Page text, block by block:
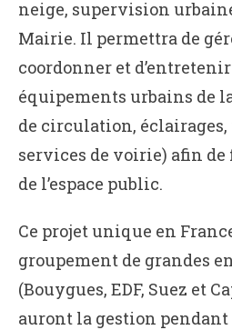
neige, supervision
Mairie. Il permettra de
coordonner et
équipements urbains de
de circulation,
services de voirie) afin
de l’espace public.
Ce projet unique en
groupement de grandes
(Bouygues, EDF, Suez et
auront la gestion pendant